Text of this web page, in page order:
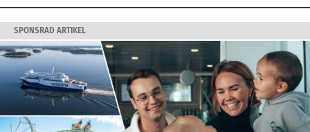
SPONSRAD ARTIKEL